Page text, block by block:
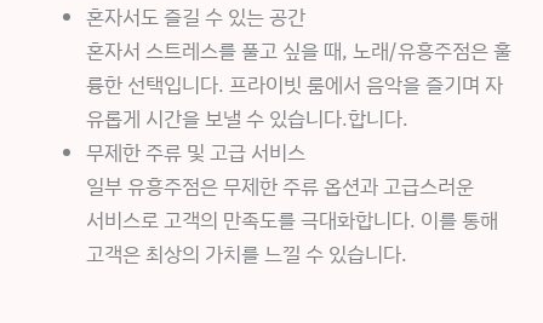
혼자서도 즐길 수 있는 공간
혼자서 스트레스를 풀고 싶을 때, 노래/유흥주점은 훌
륭한 선택입니다. 프라이빗 룸에서 음악을 즐기며 자
유롭게 시간을 보낼 수 있습니다.합니다.
무제한 주류 및 고급 서비스
일부 유흥주점은 무제한 주류 옵션과 고급스러운
서비스로 고객의 만족도를 극대화합니다. 이를 통해
고객은 최상의 가치를 느낄 수 있습니다.